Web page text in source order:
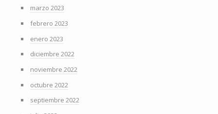
marzo 2023
febrero 2023
enero 2023
diciembre 2022
noviembre 2022
octubre 2022
septiembre 2022